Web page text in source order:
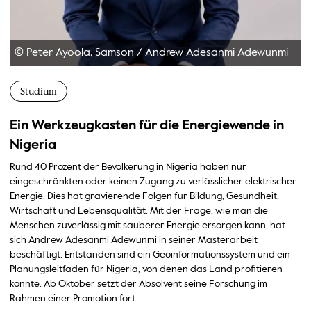
© Peter Ayoola, Samson / Andrew Adesanmi Adewunmi
Studium
Ein Werkzeugkasten für die Energiewende in
Nigeria
Rund 40 Prozent der Bevölkerung in Nigeria haben nur
eingeschränkten oder keinen Zugang zu verlässlicher elektrischer
Energie. Dies hat gravierende Folgen für Bildung, Gesundheit,
Wirtschaft und Lebensqualität. Mit der Frage, wie man die
Menschen zuverlässig mit sauberer Energie ersorgen kann, hat
sich Andrew Adesanmi Adewunmi in seiner Masterarbeit
beschäftigt. Entstanden sind ein Geoinformationssystem und ein
Planungsleitfaden für Nigeria, von denen das Land profitieren
könnte. Ab Oktober setzt der Absolvent seine Forschung im
Rahmen einer Promotion fort.